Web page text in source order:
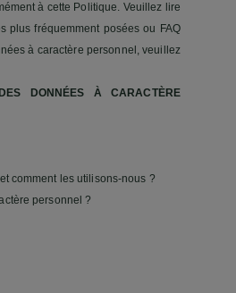
à cette Politique. Veuillez lire
plus fréquemment posées ou FAQ
à caractère personnel, veuillez
DONNÉES À CARACTÈRE
comment les utilisons-nous ?
personnel ?